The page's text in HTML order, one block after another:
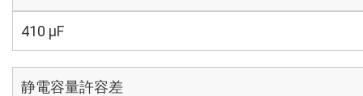
410 µF
静電容量許容差